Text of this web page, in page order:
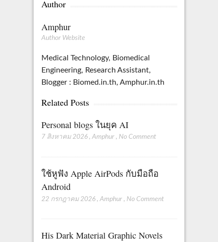
Author
Amphur
Author Website
Medical Technology, Biomedical
Engineering, Research Assistant,
Blogger : Biomed.in.th, Amphur.in.th
Related Posts
Personal blogs ในยุค AI
7 สิงหาคม 2026 , Amphur , No Comment
ใช้หูฟัง Apple AirPods กับมือถือ
Android
22 กรกฎาคม 2026 , Amphur , No Comment
His Dark Material Graphic Novels